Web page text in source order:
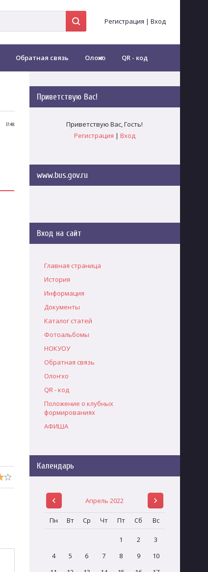
Регистрация | Вход
Обратная связь Олоҥхо QR - код
17:48
Приветствую Вас!
Приветствую Вас,Гость!
Регистрация | Вход
www.bus.gov.ru
Вход на сайт
Главная страница
История
Информация
Документы
Каталог статей
Фотоальбомы
НОКУОУ
Обратная связь
Олоҥхо
QR - код
Положение о клубных
формированиях
АФИША
Календарь
Апрель 2022
Пн Вт Ср Чт Пт Сб Вс
1 2
3
4
5 6 7 8 9
10